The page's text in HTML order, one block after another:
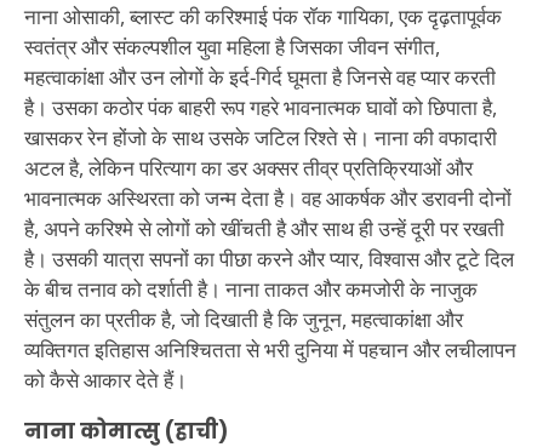
नाना ओसाकी, ब्लास्ट की करिश्माई पंक रॉक गायिका, एक दृढ़तापूर्वक
स्वतंत्र और संकल्पशील युवा महिला है जिसका जीवन संगीत,
महत्वाकांक्षा और उन लोगों के इर्द-गिर्द घूमता है जिनसे वह प्यार करती
है। उसका कठोर पंक बाहरी रूप गहरे भावनात्मक घावों को छिपाता है,
खासकर रेन होंजो के साथ उसके जटिल रिश्ते से। नाना की वफादारी
अटल है, लेकिन परित्याग का डर अक्सर तीव्र प्रतिक्रियाओं और
भावनात्मक अस्थिरता को जन्म देता है। वह आकर्षक और डरावनी दोनों
है, अपने करिश्मे से लोगों को खींचती है और साथ ही उन्हें दूरी पर रखती
है। उसकी यात्रा सपनों का पीछा करने और प्यार, विश्वास और टूटे दिल
के बीच तनाव को दर्शाती है। नाना ताकत और कमजोरी के नाजुक
संतुलन का प्रतीक है, जो दिखाती है कि जुनून, महत्वाकांक्षा और
व्यक्तिगत इतिहास अनिश्चितता से भरी दुनिया में पहचान और लचीलापन
को कैसे आकार देते हैं।
नाना कोमात्सु (हाची)